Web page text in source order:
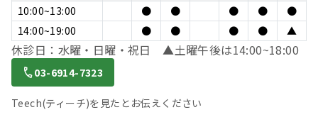
10:00~13:00
● ● ● ●
●
14:00~19:00
● ● ● ● ▲
休診日：水曜・日曜・祝日 ▲土曜午後は14:00~18:00
03-6914-7323
Teech(ティーチ)を見たとお伝えください